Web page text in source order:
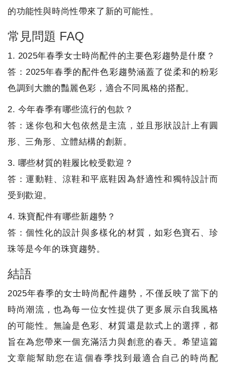
的功能性與時尚性帶來了新的可能性。
常見問題 FAQ
1. 2025年春季女士時尚配件的主要色彩趨勢是什麼？
答：2025年春季的配件色彩趨勢涵蓋了從柔和的粉彩
色調到大膽的豔麗色彩，適合不同風格的搭配。
2. 今年春季有哪些流行的包款？
答：迷你包和大包依然是主流，並且形狀設計上有圓
形、三角形、立體結構的創新。
3. 哪些材質的鞋履比較受歡迎？
答：運動鞋、涼鞋和平底鞋因為舒適性和獨特設計而
受到歡迎。
4. 珠寶配件有哪些新趨勢？
答：個性化的設計與多樣化的材質，如彩色寶石、珍
珠等是今年的珠寶趨勢。
結語
2025年春季的女士時尚配件趨勢，不僅反映了當下的
時尚潮流，也為每一位女性提供了更多展示自我風格
的可能性。無論是色彩、材質還是款式上的選擇，都
旨在為您帶來一個充滿活力與創意的春天。希望這篇
文章能幫助您在這個春季找到最適合自己的時尚配